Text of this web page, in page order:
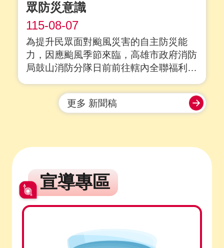
眾防災意識
115-08-07
為提升民眾面對颱風災害的自主防災能
力，因應颱風季節來臨，高雄市政府消防
局鼓山消防分隊日前前往轄內全聯福利中
導，透過與賣場合作推廣防災觀念，鼓勵
民眾及早完成防颱整備，降低颱風可能帶
電池、瓶裝....詳全文
更多 新聞稿
宣導專區